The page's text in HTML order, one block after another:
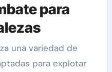
para
una variedad de
para explotar